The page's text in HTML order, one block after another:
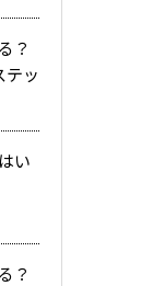
？
テッ
い
？